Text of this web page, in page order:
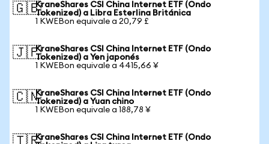
🇬🇧KraneShares CSI China Internet ETF (Ondo
Tokenized) a Libra Esterlina Británica
1 KWEBon equivale a 20,79 £
🇯🇵KraneShares CSI China Internet ETF (Ondo
Tokenized) a Yen japonés
1 KWEBon equivale a 4415,66 ¥
🇨🇳KraneShares CSI China Internet ETF (Ondo
Tokenized) a Yuan chino
1 KWEBon equivale a 188,78 ¥
KraneShares CSI China Internet ETF (Ondo